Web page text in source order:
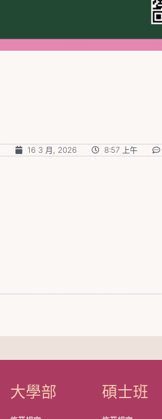
16 3 月, 2026 8:57 上午
大學部 碩士班